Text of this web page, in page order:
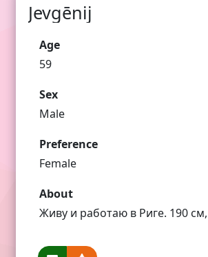
Jevgēnij
Age
59
Sex
Male
Preference
Female
About
Живу и работаю в Риге. 190 см,